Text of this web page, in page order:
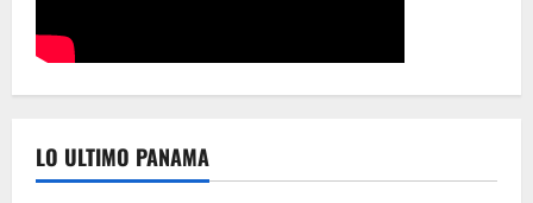
LO ULTIMO PANAMA